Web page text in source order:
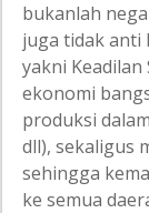
bukanlah
juga tidak anti
yakni Keadilan
ekonomi
produksi
dll), sekaligus
sehingga
ke semua